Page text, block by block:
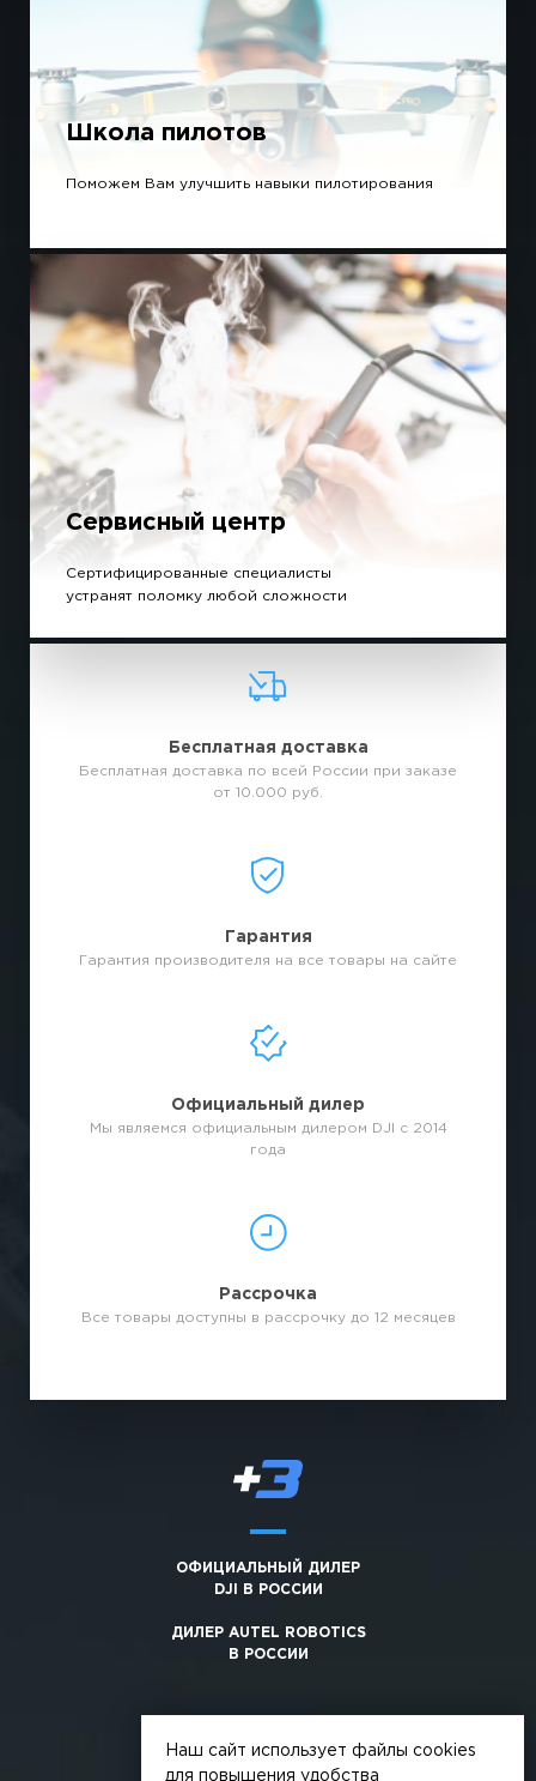
Школа пилотов
Поможем Вам улучшить навыки пилотирования
Сервисный центр
Сертифицированные специалисты
устранят поломку любой сложности
Бесплатная доставка
Бесплатная доставка по всей России при заказе
от 10.000 руб.
Гарантия
Гарантия производителя на все товары на сайте
Официальный дилер
Мы являемся официальным дилером DJI с 2014
года
Рассрочка
Все товары доступны в рассрочку до 12 месяцев
ОФИЦИАЛЬНЫЙ ДИЛЕР
DJI В РОССИИ
ДИЛЕР AUTEL ROBOTICS
В РОССИИ
Наш сайт использует файлы cookies
для повышения удобства